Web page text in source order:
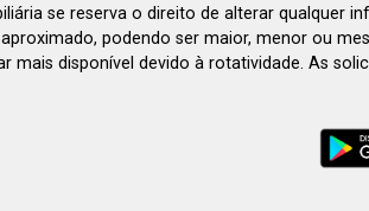
se reserva o direito de alterar qualquer
podendo ser maior, menor ou
mais disponível devido à rotatividade. As